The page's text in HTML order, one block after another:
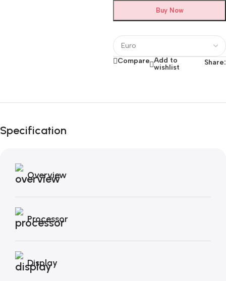
Buy Now
Compare Add to
wishlist
Share:
Black Friday di
Specification
Overview
Processor
Display